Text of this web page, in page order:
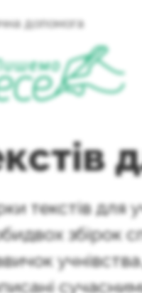
допомога
текстів для
збірок